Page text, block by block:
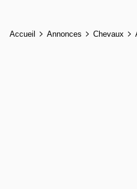
Accueil Annonces Chevaux